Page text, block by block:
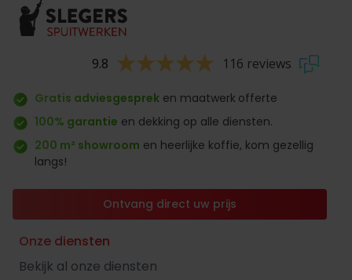
9.8 116 reviews
Gratis adviesgesprek en maatwerk offerte
100% garantie en dekking op alle diensten.
200 m² showroom en heerlijke koffie, kom gezellig
langs!
Ontvang direct uw prijs
Onze diensten
Bekijk al onze diensten